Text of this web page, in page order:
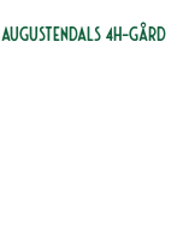
Augustendals 4H-gård